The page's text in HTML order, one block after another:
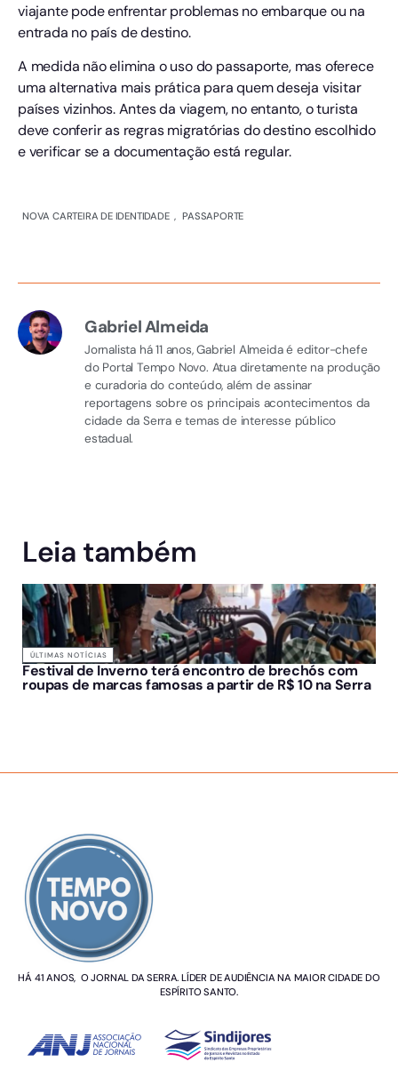
viajante pode enfrentar problemas no embarque ou na
entrada no país de destino.
A medida não elimina o uso do passaporte, mas oferece
uma alternativa mais prática para quem deseja visitar
países vizinhos. Antes da viagem, no entanto, o turista
deve conferir as regras migratórias do destino escolhido
e verificar se a documentação está regular.
NOVA CARTEIRA DE IDENTIDADE , PASSAPORTE
Gabriel Almeida
Jornalista há 11 anos, Gabriel Almeida é editor-chefe
do Portal Tempo Novo. Atua diretamente na produção
e curadoria do conteúdo, além de assinar
reportagens sobre os principais acontecimentos da
cidade da Serra e temas de interesse público
estadual.
Leia também
ÚLTIMAS NOTÍCIAS
Festival de Inverno terá encontro de brechós com
roupas de marcas famosas a partir de R$ 10 na Serra
HÁ 41 ANOS, O JORNAL DA SERRA. LÍDER DE AUDIÊNCIA NA MAIOR CIDADE DO
ESPÍRITO SANTO.